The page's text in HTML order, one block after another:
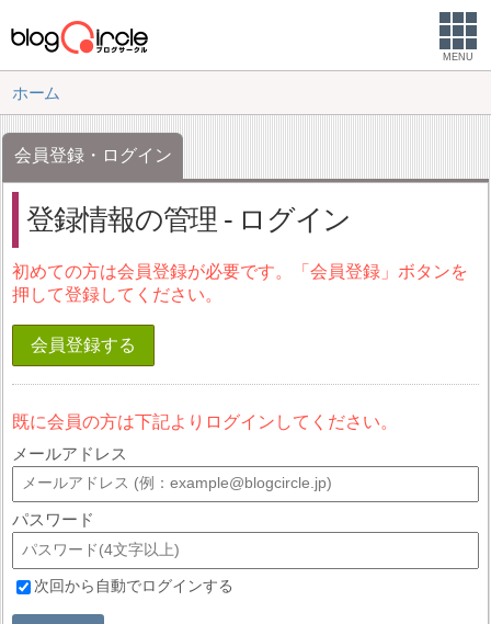
MENU
ホーム
会員登録・ログイン
登録情報の管理 - ログイン
初めての方は会員登録が必要です。「会員登録」ボタンを
押して登録してください。
会員登録する
既に会員の方は下記よりログインしてください。
メールアドレス
パスワード
次回から自動でログインする